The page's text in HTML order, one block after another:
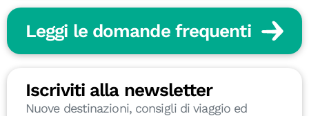
Leggi le domande frequenti
Iscriviti alla newsletter
Nuove destinazioni, consigli di viaggio ed